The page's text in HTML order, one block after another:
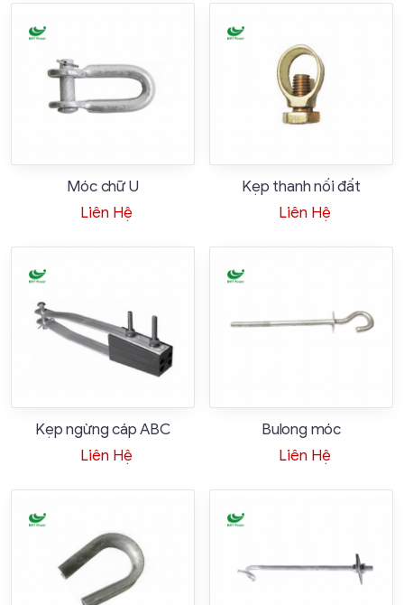
Móc chữ U
Liên Hệ
Kẹp thanh nối đất
Liên Hệ
Kẹp ngừng cáp ABC
Liên Hệ
Bulong móc
Liên Hệ